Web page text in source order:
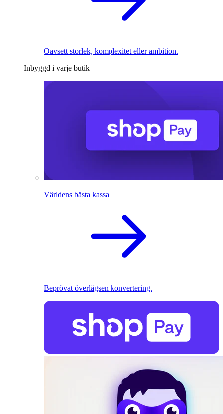
Oavsett storlek, komplexitet eller ambition.
Inbyggd i varje butik
Världens bästa kassa
Beprövat överlägsen konvertering.